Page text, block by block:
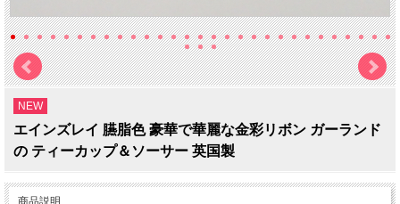
NEW
エインズレイ 臙脂色 豪華で華麗な金彩リボン ガーランド
の ティーカップ＆ソーサー 英国製
商品説明